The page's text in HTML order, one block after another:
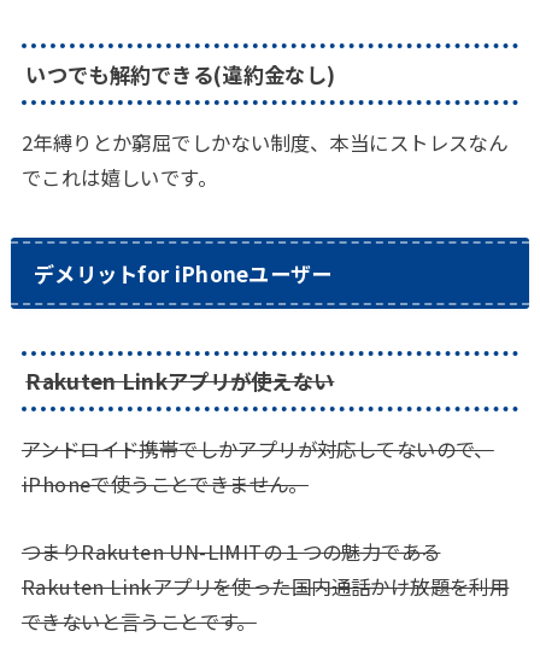
いつでも解約できる(違約金なし)
2年縛りとか窮屈でしかない制度、本当にストレスなん
でこれは嬉しいです。
デメリットfor iPhoneユーザー
Rakuten Linkアプリが使えない
アンドロイド携帯でしかアプリが対応してないので、
iPhoneで使うことできません。
つまりRakuten UN-LIMITの１つの魅力である
Rakuten Linkアプリを使った国内通話かけ放題を利用
できないと言うことです。